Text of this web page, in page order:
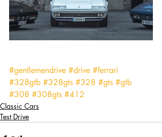
#gentlemendrive #drive #ferrari
#328gtb #328gts #328 #gts #gtb
#308 #308gts #412
Classic Cars
Test Drive